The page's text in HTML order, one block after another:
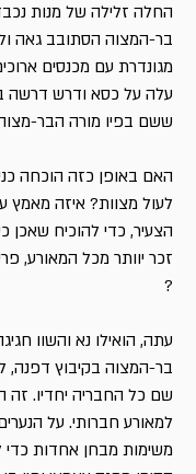
החלה זלילה של מנות
בר-המצוה הסתובב גאה
מגונדרת עם מכנסים
עלה על כסא ודרש דרשה
ששם בפיו מורה הבר-
האם באופן כזה הוכחה
לעול מצוות? איזה מאמץ
הצעיר, כדי להוכיח שאכן
זכר יוותר מכל המאורע,
?
עתה, הואילו נא והשוו
בר-המצוה בקיבוץ דפנה,
שם כל החבריה יחדיו. זה
למאורע חברותי. על
משימות מבחן אחדות כדי